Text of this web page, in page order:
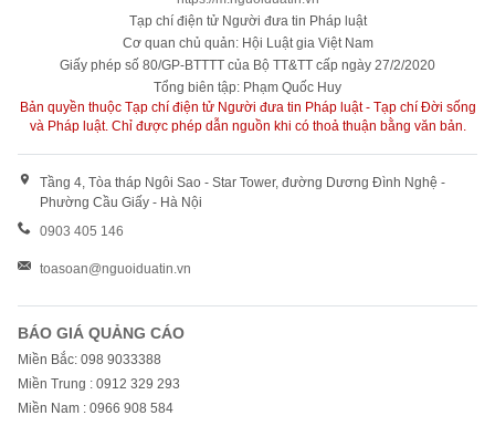
Tạp chí điện tử Người đưa tin Pháp luật
Cơ quan chủ quản: Hội Luật gia Việt Nam
Giấy phép số 80/GP-BTTTT của Bộ TT&TT cấp ngày 27/2/2020
Tổng biên tập: Phạm Quốc Huy
Bản quyền thuộc Tạp chí điện tử Người đưa tin Pháp luật - Tạp chí Đời sống
và Pháp luật. Chỉ được phép dẫn nguồn khi có thoả thuận bằng văn bản.
Tầng 4, Tòa tháp Ngôi Sao - Star Tower, đường Dương Đình Nghệ -
Phường Cầu Giấy - Hà Nội
0903 405 146
toasoan@nguoiduatin.vn
BÁO GIÁ QUẢNG CÁO
Miền Bắc: 098 9033388
Miền Trung : 0912 329 293
Miền Nam : 0966 908 584